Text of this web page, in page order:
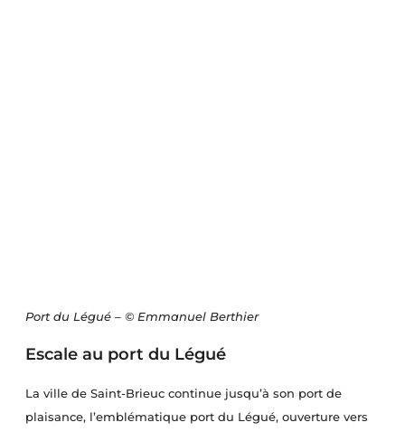
Port du Légué – © Emmanuel Berthier
Escale au port du Légué
La ville de Saint-Brieuc continue jusqu’à son port de
plaisance, l’emblématique port du Légué, ouverture vers